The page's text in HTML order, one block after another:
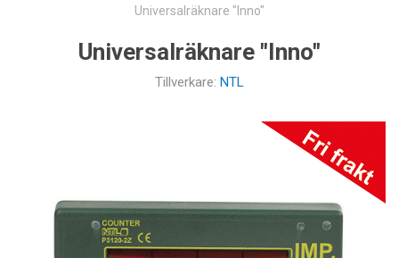
Universalräknare "Inno"
Universalräknare "Inno"
Tillverkare: NTL